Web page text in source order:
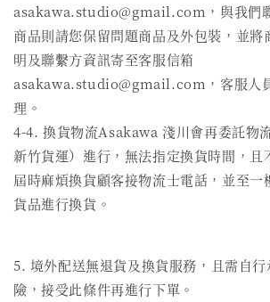
asakawa.studio@gmail.com，與我們
商品則請您保留問題商品及外包裝，並將
明及聯繫方資訊寄至客服信箱
asakawa.studio@gmail.com，客服人
理。
4-4. 換貨物流Asakawa 淺川會再委託物
新竹貨運）進行，無法指定換貨時間，且
屆時麻煩換貨顧客接物流士電話，並至一
貨品進行換貨。
5. 境外配送無退貨及換貨服務，且需自
險，接受此條件再進行下單。